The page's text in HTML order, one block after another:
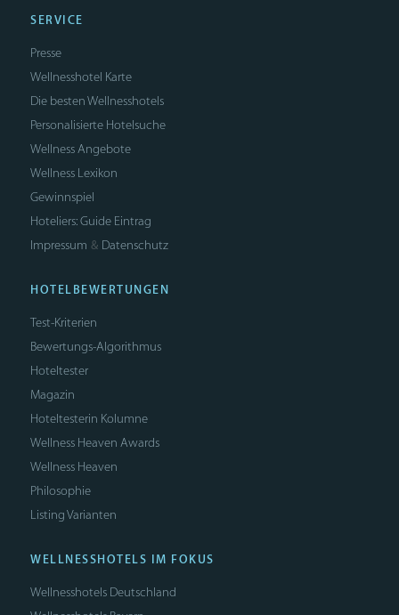
SERVICE
Presse
Wellnesshotel Karte
Die besten Wellnesshotels
Personalisierte Hotelsuche
Wellness Angebote
Wellness Lexikon
Gewinnspiel
Hoteliers: Guide Eintrag
Impressum & Datenschutz
HOTELBEWERTUNGEN
Test-Kriterien
Bewertungs-Algorithmus
Hoteltester
Magazin
Hoteltesterin Kolumne
Wellness Heaven Awards
Wellness Heaven
Philosophie
Listing Varianten
WELLNESSHOTELS IM FOKUS
Wellnesshotels Deutschland